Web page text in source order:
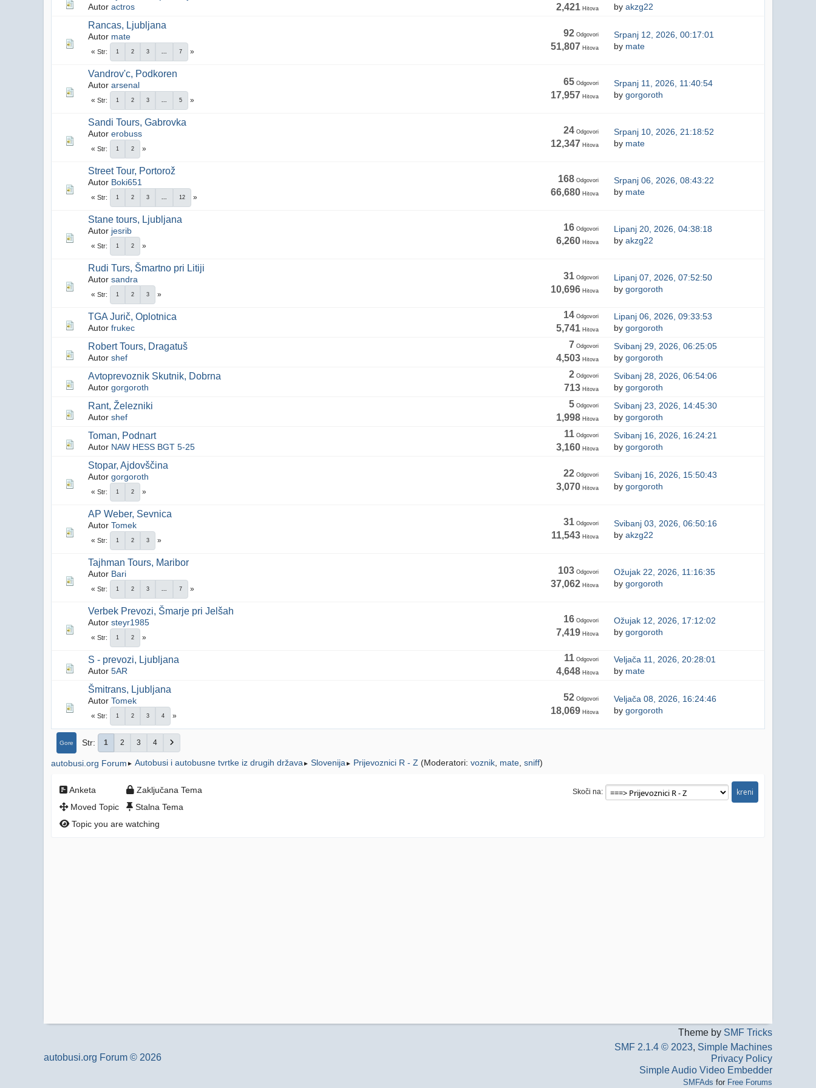
Autor actros 2,421Hitova
by akzg22
Rancas, Ljubljana
Autor mate
Str 1 2 3 ... 7
92Odgovori
51,807 Hitova
Srpanj 12, 2026, 00:17:01
by mate
Vandrov'c, Podkoren
Autor arsenal
Str 1 2 3 ... 5
65Odgovori
17,957 Hitova
Srpanj 11, 2026, 11:40:54
by gorgoroth
Sandi Tours, Gabrovka
Autor erobuss
Str 1 2
24Odgovori
12,347 Hitova
Srpanj 10, 2026, 21:18:52
by mate
Street Tour, Portorož
Autor Boki651
Str 1 2 3 ... 12
168Odgovori
66,680Hitova
Srpanj 06, 2026, 08:43:22
by mate
Stane tours, Ljubljana
Autor jesrib
Str 1 2
16Odgovori
6,260Hitova
Lipanj 20, 2026, 04:38:18
by akzg22
Rudi Turs, Šmartno pri Litiji
Autor sandra
Str 1 2 3
31Odgovori
10,696Hitova
Lipanj 07, 2026, 07:52:50
by gorgoroth
TGA Jurič, Oplotnica
Autor frukec
14Odgovori
5,741Hitova
Lipanj 06, 2026, 09:33:53
by gorgoroth
Robert Tours, Dragatuš
Autor shef
7 Odgovori
4,503Hitova
Svibanj 29, 2026, 06:25:05
by gorgoroth
Avtoprevoznik Skutnik, Dobrna
Autor gorgoroth
2Odgovori
713Hitova
Svibanj 28, 2026, 06:54:06
by gorgoroth
Rant, Železniki
Autor shef
5Odgovori
1,998Hitova
Svibanj 23, 2026, 14:45:30
by gorgoroth
Toman, Podnart
Autor NAW HESS BGT 5-25
11Odgovori
3,160Hitova
Svibanj 16, 2026, 16:24:21
by gorgoroth
Stopar, Ajdovščina
Autor gorgoroth
Str 1 2
22Odgovori
3,070Hitova
Svibanj 16, 2026, 15:50:43
by gorgoroth
AP Weber, Sevnica
Autor Tomek
Str 1 2 3
31Odgovori
11,543Hitova
Svibanj 03, 2026, 06:50:16
by akzg22
Tajhman Tours, Maribor
Autor Bari
Str 1 2 3 ... 7
103Odgovori
37,062Hitova
Ožujak 22, 2026, 11:16:35
by gorgoroth
Verbek Prevozi, Šmarje pri Jelšah
Autor steyr1985
Str 1 2
16Odgovori
7,419Hitova
Ožujak 12, 2026, 17:12:02
by gorgoroth
S - prevozi, Ljubljana
Autor 5AR
11Odgovori
4,648Hitova
Veljača 11, 2026, 20:28:01
by mate
Šmitrans, Ljubljana
Autor Tomek
Str 1 2 3 4
52Odgovori
18,069Hitova
Veljača 08, 2026, 16:24:46
by gorgoroth
Gore Str 1 2 3 4
autobusi.org Forum ► Autobusi i autobusne tvrtke iz drugih država ► Slovenija ► Prijevoznici R - Z (Moderatori: voznik mate sniff)
Skoči na
Anketa
Moved Topic
Zaključana Tema
Stalna Tema
Topic you are watching
autobusi.org Forum © 2026
Theme by SMF Tricks
SMF 2.1.4 © 2023, Simple Machines
Privacy Policy
Simple Audio Video Embedder
SMFAds for Free Forums